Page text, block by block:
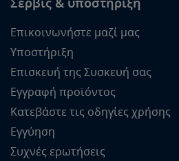
Επικοινωνήστε μαζί μας
Υποστήριξη
Επισκευή της Συσκευή σας
Εγγραφή προϊόντος
Κατεβάστε τις οδηγίες χρήσης
Εγγύηση
Συχνές ερωτήσεις